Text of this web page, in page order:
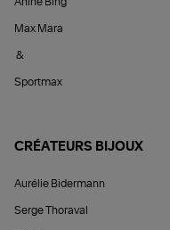
Max Mara
&
Sportmax
CRÉATEURS BIJOUX
Aurélie Bidermann
Serge Thoraval